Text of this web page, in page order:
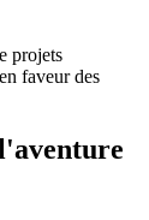
projets
faveur des